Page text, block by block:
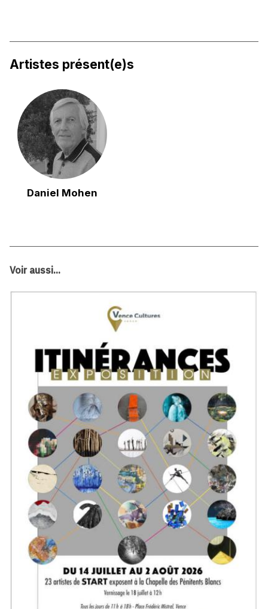
Artistes présent(e)s
Daniel Mohen
Voir aussi...